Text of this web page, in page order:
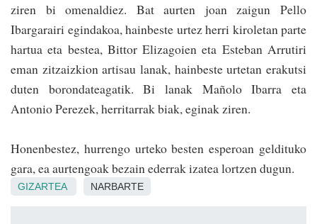
ziren bi omenaldiez. Bat aurten joan zaigun Pello
Ibargarairi egindakoa, hainbeste urtez he­rri kiroletan parte
hartua eta bestea, Bittor Elizagoien eta Esteban Arru­ti­ri
eman zitzaizkion artisau lanak, hainbes­te urtetan erakutsi
duten borondateagatik. Bi lanak Mañolo Ibarra­ eta
Antonio Perezek, herritarrak biak, eginak ziren.
Honenbestez, hu­rrengo urteko besten esperoan geldituko
gara, ea aurtengoak bezain ederrak izatea lortzen dugun.
GIZARTEA NARBARTE